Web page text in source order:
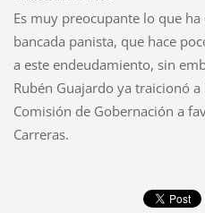
Es muy preocupante lo que
bancada panista, que hace
a este endeudamiento, sin
Rubén Guajardo ya traicionó
Comisión de Gobernación a
Carreras.